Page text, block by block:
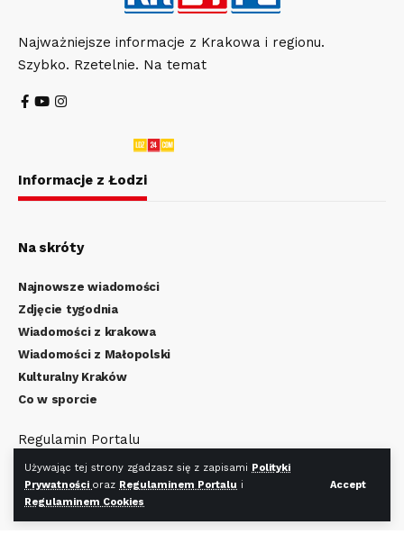
Używając tej strony zgadzasz się z zapisami Polityki
Prywatności oraz Regulaminem Portalu i
Regulaminem Cookies
Accept
Najważniejsze informacje z Krakowa i regionu.
Szybko. Rzetelnie. Na temat
Informacje z Łodzi
Na skróty
Najnowsze wiadomości
Zdjęcie tygodnia
Wiadomości z krakowa
Wiadomości z Małopolski
Kulturalny Kraków
Co w sporcie
Regulamin Portalu
Polityka Prywatności
Regulamin Cookies